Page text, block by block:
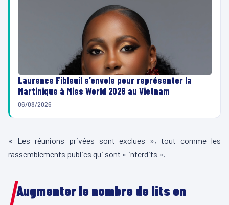
Laurence Fibleuil s’envole pour représenter la
Martinique à Miss World 2026 au Vietnam
06/08/2026
« Les réunions privées sont exclues », tout comme les
rassemblements publics qui sont « interdits ».
Augmenter le nombre de lits en